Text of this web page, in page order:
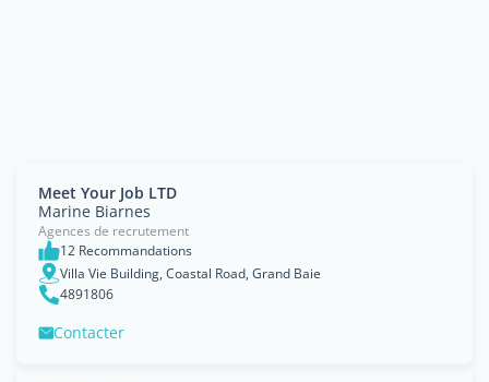
Meet Your Job LTD
Marine Biarnes
Agences de recrutement
12 Recommandations
Villa Vie Building, Coastal Road, Grand Baie
4891806
Contacter